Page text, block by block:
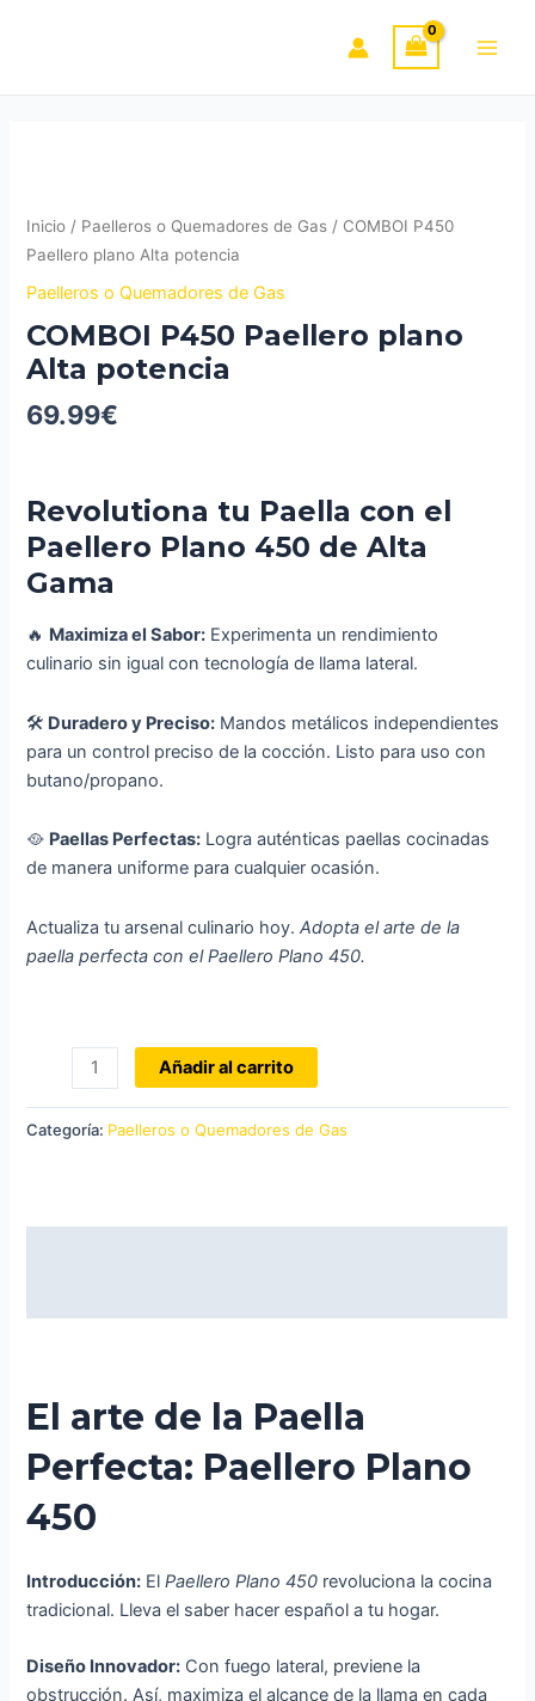
Inicio / Paelleros o Quemadores de Gas / COMBOI P450
Paellero plano Alta potencia
Paelleros o Quemadores de Gas
COMBOI P450 Paellero plano
Alta potencia
69.99€
Revolutiona tu Paella con el
Paellero Plano 450 de Alta
Gama
🔥 Maximiza el Sabor: Experimenta un rendimiento
culinario sin igual con tecnología de llama lateral.
🛠️ Duradero y Preciso: Mandos metálicos independientes
para un control preciso de la cocción. Listo para uso con
butano/propano.
🥘 Paellas Perfectas: Logra auténticas paellas cocinadas
de manera uniforme para cualquier ocasión.
Actualiza tu arsenal culinario hoy.Adopta el arte de la
paella perfecta con el Paellero Plano 450.
COMBOI
plano
cantidad
Añadir al carrito
Categoría: Paelleros o Quemadores de Gas
El arte de la Paella
Perfecta: Paellero Plano
450
Introducción: ElPaellero Plano 450 revoluciona la cocina
tradicional. Lleva el saber hacer español a tu hogar.
Diseño Innovador: Con fuego lateral, previene la
obstrucción. Así, maximiza el alcance de la llama en cada